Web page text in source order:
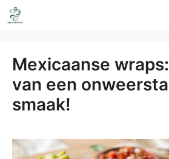
Ga
naar
inhoud
Mexicaanse
van een
smaak!